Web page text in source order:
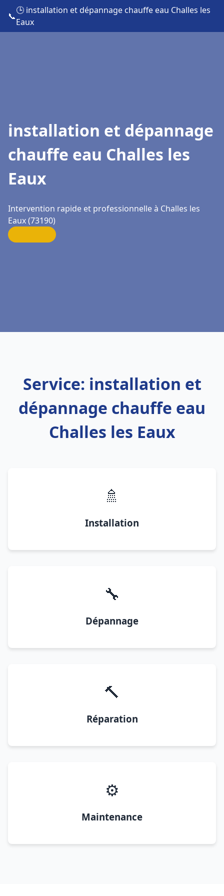
📞
🕒 installation et dépannage chauffe eau Challes les
Eaux
installation et dépannage
chauffe eau Challes les
Eaux
Intervention rapide et professionnelle à Challes les
Eaux (73190)
Service: installation et
dépannage chauffe eau
Challes les Eaux
🚿
Installation
🔧
Dépannage
🔨
Réparation
⚙️
Maintenance